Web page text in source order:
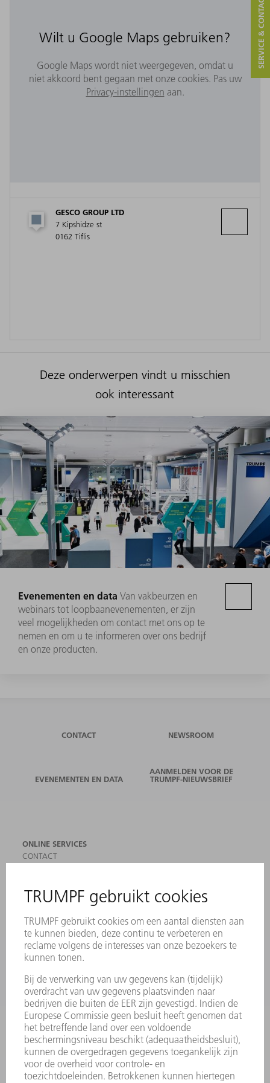
Wilt u Google Maps gebruiken?
Google Maps wordt niet weergegeven, omdat u
niet akkoord bent gegaan met onze cookies. Pas uw
Privacy-instellingen aan.
GESCO GROUP LTD
7 Kipshidze st
0162 Tiflis
Deze onderwerpen vindt u misschien
ook interessant
Evenementen en data Van vakbeurzen en
webinars tot loopbaanevenementen, er zijn
veel mogelijkheden om contact met ons op te
nemen en om u te informeren over ons bedrijf
en onze producten.
SERVICE & CONTACT
CONTACT NEWSROOM
EVENEMENTEN EN DATA
AANMELDEN VOOR DE
TRUMPF-NIEUWSBRIEF
ONLINE SERVICES
CONTACT
AANMELDEN VOOR NIEUWSBRIEF
MYTRUMPF
VEILIGHEIDSGEGEVENSBLADEN
PRODUCTEN
MACHINES & SYSTEMEN
LASER
ELEKTROGEREEDSCHAP
SMART FACTORY
SOFTWARE
SERVICES
TOEPASSINGEN
SECTOREN
ONDERNEMING
CARRIÈRE
VACATURES